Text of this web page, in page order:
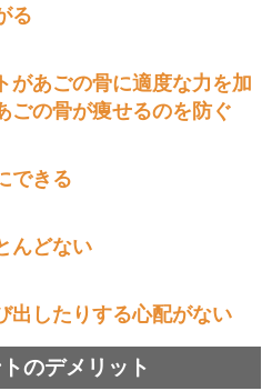
る
があごの骨に適度な力を加
ごの骨が痩せるのを防ぐ
できる
んどない
出したりする心配がない
のデメリット